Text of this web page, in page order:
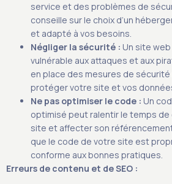
service et des problèmes de
conseille sur le choix d’un
et adapté à vos besoins.
Négliger la sécurité : Un site
vulnérable aux attaques et aux
en place des mesures de
protéger votre site et vos
Ne pas optimiser le code : Un
optimisé peut ralentir le temps
site et affecter son
que le code de votre site est
conforme aux bonnes pratiques.
Erreurs de contenu et de SEO :